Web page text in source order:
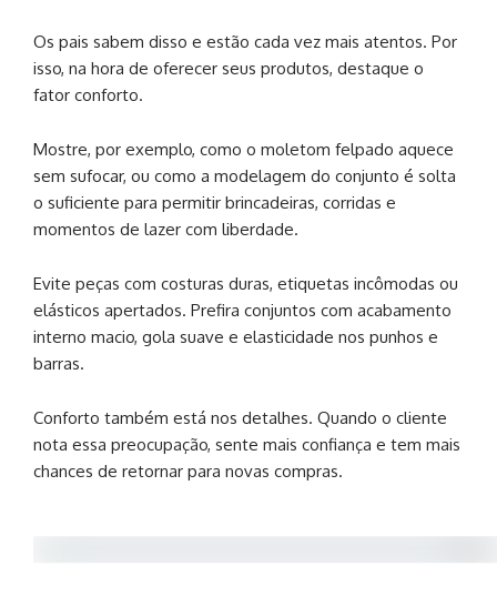
Os pais sabem disso e estão cada vez mais atentos. Por
isso, na hora de oferecer seus produtos, destaque o
fator conforto.
Mostre, por exemplo, como o moletom felpado aquece
sem sufocar, ou como a modelagem do conjunto é solta
o suficiente para permitir brincadeiras, corridas e
momentos de lazer com liberdade.
Evite peças com costuras duras, etiquetas incômodas ou
elásticos apertados. Prefira conjuntos com acabamento
interno macio, gola suave e elasticidade nos punhos e
barras.
Conforto também está nos detalhes. Quando o cliente
nota essa preocupação, sente mais confiança e tem mais
chances de retornar para novas compras.